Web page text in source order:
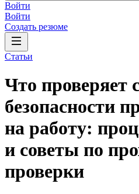
Войти
Войти
Создать резюме
Статьи
Что проверяет
безопасности
на работу:
и советы по
проверки